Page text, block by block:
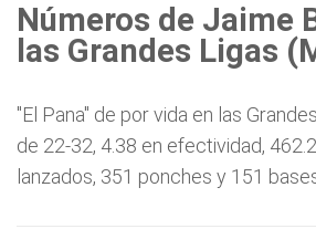
Números de Jaime
las Grandes Ligas
"El Pana" de por vida en las
de 22-32, 4.38 en efectividad,
lanzados, 351 ponches y 151